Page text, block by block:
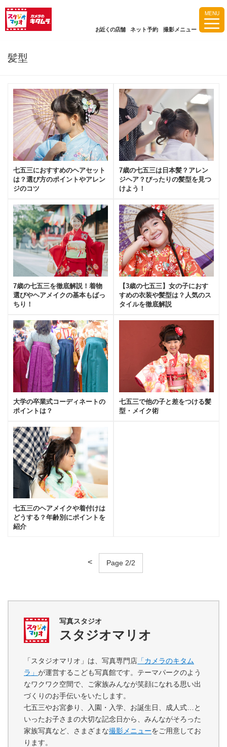
MENU
お近くの店舗 ネット予約 撮影メニュー
髪型
七五三におすすめのヘアセット
は？選び方のポイントやアレン
ジのコツ
7歳の七五三は日本髪？アレン
ジヘア？ぴったりの髪型を見つ
けよう！
7歳の七五三を徹底解説！着物
選びやヘアメイクの基本もばっ
ちり！
【3歳の七五三】女の子におす
すめの衣装や髪型は？人気のス
タイルを徹底解説
大学の卒業式コーディネートの
ポイントは？
七五三で他の子と差をつける髪
型・メイク術
七五三のヘアメイクや着付けは
どうする？年齢別にポイントを
紹介
Page 2/2
<
写真スタジオ
スタジオマリオ
「スタジオマリオ」は、写真専門店 「カメラのキタム
ラ」 が運営するこども写真館です。テーマパークのよう
なワクワク空間で、ご家族みんなが笑顔になれる思い出
づくりのお手伝いをいたします。
七五三やお宮参り、入園・入学、お誕生日、成人式…と
いったお子さまの大切な記念日から、みんながそろった
家族写真など、さまざまな撮影メニューをご用意してお
ります。